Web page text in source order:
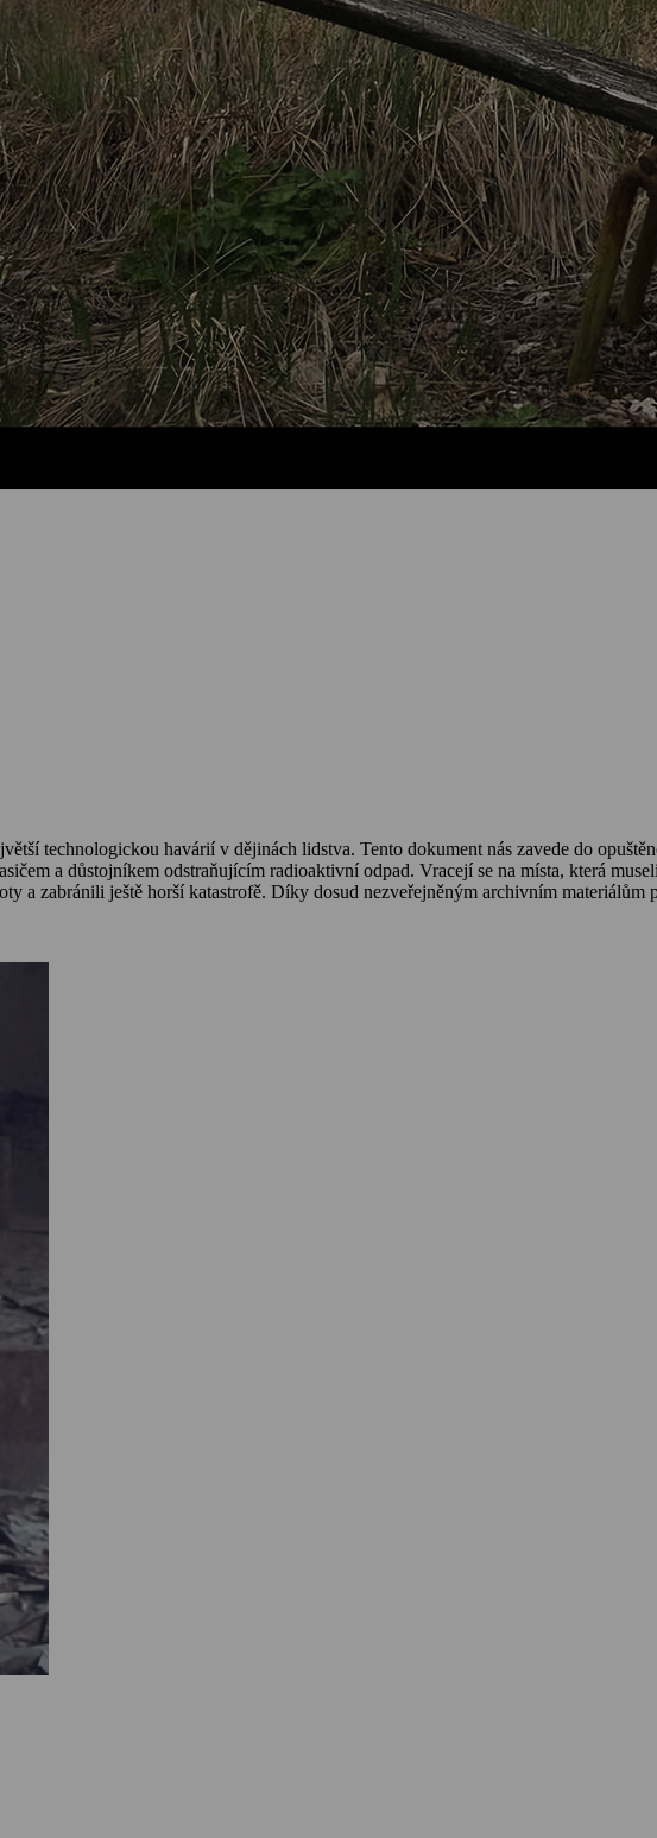
technologickou havárií v dějinách lidstva. Tento dokument nás zavede do
a důstojníkem odstraňujícím radioaktivní odpad. Vracejí se na místa, která
a zabránili ještě horší katastrofě. Díky dosud nezveřejněným archivním